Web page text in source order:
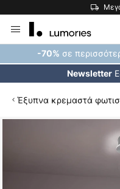
Μεγάλη
Μετάβαση
στο
περιεχόμενο
-70% σε
Newsletter
Έξυπνα κρεμαστά